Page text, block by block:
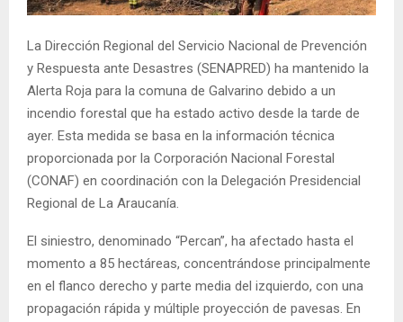
E
N
U
La Dirección Regional del Servicio Nacional de Prevención
y Respuesta ante Desastres (SENAPRED) ha mantenido la
Alerta Roja para la comuna de Galvarino debido a un
incendio forestal que ha estado activo desde la tarde de
ayer. Esta medida se basa en la información técnica
proporcionada por la Corporación Nacional Forestal
(CONAF) en coordinación con la Delegación Presidencial
Regional de La Araucanía.
El siniestro, denominado “Percan”, ha afectado hasta el
momento a 85 hectáreas, concentrándose principalmente
en el flanco derecho y parte media del izquierdo, con una
propagación rápida y múltiple proyección de pavesas. En